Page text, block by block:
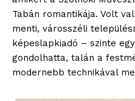
Tabán romantikája. Volt
menti, városszéli
képeslapkiadó – szinte
gondolhatta, talán a
modernebb technikával